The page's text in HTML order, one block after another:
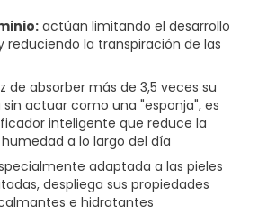
actúan limitando el desarrollo
reduciendo la transpiración de las
de absorber más de 3,5 veces su
actuar como una "esponja", es
inteligente que reduce la
a lo largo del día
adaptada a las pieles
despliega sus propiedades
e hidratantes